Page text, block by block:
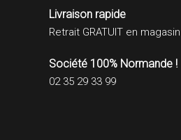
Livraison rapide
Retrait GRATUIT en magasin
Société 100% Normande !
02 35 29 33 99